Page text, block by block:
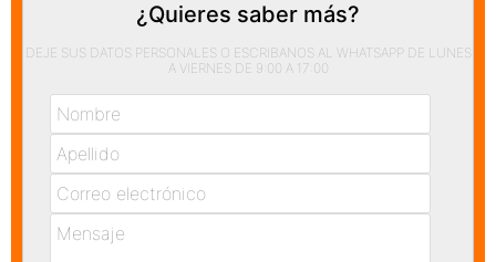
¿Quieres saber más?
DEJE SUS DATOS PERSONALES O ESCRIBANOS AL WHATSAPP DE LUNES
A VIERNES DE 9:00 A 17:00